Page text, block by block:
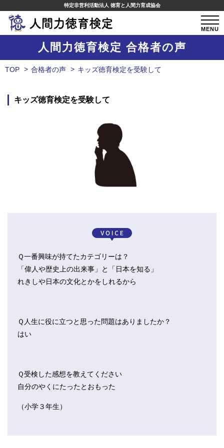
特定非営利活動法人 徳育と人間力育成協会
MENU
人間力徳育検定 合格者の声
TOP 合格者の声 キッズ徳育検定を受験して
キッズ徳育検定を受験して
Ｑ一番興味が持てたカテゴリーは？
「偉人や歴史上の出来事」と「日本を知る」
れきしや日本の文化とかをしれるから
Ｑ人生に役に立つと思った問題はありましたか？
はい
Ｑ受検した感想を教えてください
自分のやくにたったとおもった
（小学３年生）